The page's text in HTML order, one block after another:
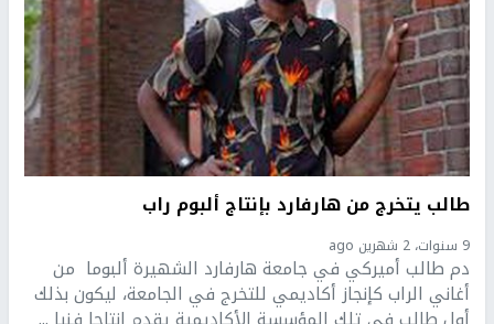
طالب يتخرج من هارفارد بإنتاج ألبوم راب
9 سنوات، 2 شهرين ago
دم طالب أميركي في جامعة هارفارد الشهيرة ألبوما من
أغاني الراب كإنجاز أكاديمي للتخرج في الجامعة، ليكون بذلك